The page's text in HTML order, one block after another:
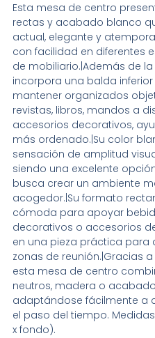
Esta mesa de centro
rectas y acabado blanco
actual, elegante y
con facilidad en diferentes
de mobiliario.|Además de
incorpora una balda
mantener organizados
revistas, libros, mandos a
accesorios decorativos,
más ordenado.|Su color
sensación de amplitud
siendo una excelente
busca crear un ambiente
acogedor.|Su formato
cómoda para apoyar
decorativos o accesorios
en una pieza práctica para
zonas de reunión.|Gracias
esta mesa de centro
neutros, madera o
adaptándose fácilmente a
el paso del tiempo.
x fondo).